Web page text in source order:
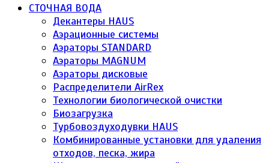
СТОЧНАЯ ВОДА
Декантеры HAUS
Аэрационные системы
Аэраторы STANDARD
Аэраторы MAGNUM
Аэраторы дисковые
Распределители AirRex
Технологии биологической очистки
Биозагрузка
Турбовоздуходувки HAUS
Комбинированные установки для удаления
отходов, песка, жира